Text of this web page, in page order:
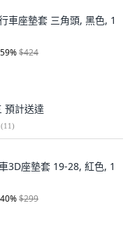
車座墊套 三角頭, 黑色, 1
59%$424
預計送達
(11)
3D座墊套 19-28, 紅色, 1
40%$299